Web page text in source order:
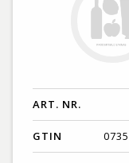
ART. NR.
GTIN